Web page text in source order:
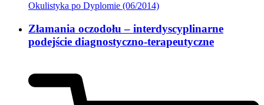
Okulistyka po Dyplomie (06/2014)
Złamania oczodołu – interdyscyplinarne
podejście diagnostyczno-terapeutyczne